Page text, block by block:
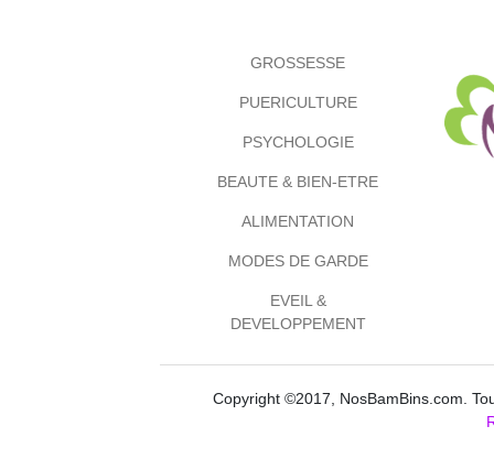
GROSSESSE
PUERICULTURE
PSYCHOLOGIE
BEAUTE & BIEN-ETRE
ALIMENTATION
MODES DE GARDE
EVEIL &
DEVELOPPEMENT
Copyright ©2017, NosBamBins.com.